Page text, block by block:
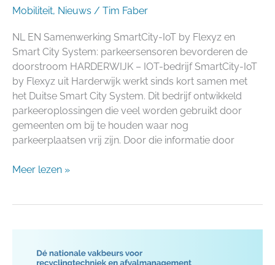
Mobiliteit, Nieuws / Tim Faber
NL EN Samenwerking SmartCity-IoT by Flexyz en
Smart City System: parkeersensoren bevorderen de
doorstroom HARDERWIJK – IOT-bedrijf SmartCity-IoT
by Flexyz uit Harderwijk werkt sinds kort samen met
het Duitse Smart City System. Dit bedrijf ontwikkeld
parkeeroplossingen die veel worden gebruikt door
gemeenten om bij te houden waar nog
parkeerplaatsen vrij zijn. Door die informatie door
Meer lezen »